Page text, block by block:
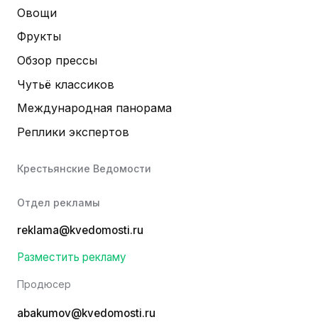
Овощи
Фрукты
Обзор прессы
Чутьё классиков
Международная панорама
Реплики экспертов
Крестьянские Ведомости
Отдел рекламы
reklama@kvedomosti.ru
Разместить рекламу
Продюсер
abakumov@kvedomosti.ru